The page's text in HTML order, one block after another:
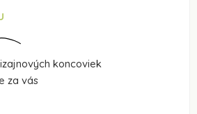
koncoviek
za vás